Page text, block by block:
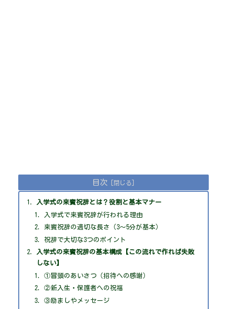
目次
入学式の来賓祝辞とは？役割と基本マナー
入学式で来賓祝辞が行われる理由
来賓祝辞の適切な長さ（3〜5分が基本）
祝辞で大切な3つのポイント
入学式の来賓祝辞の基本構成【この流れで作れば失敗
しない】
①冒頭のあいさつ（招待への感謝）
②新入生・保護者への祝福
③励ましやメッセージ